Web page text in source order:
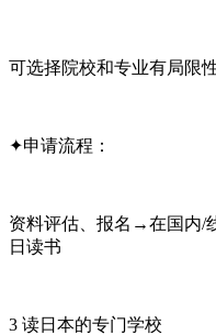
可选择院校和专业有局限性
✦申请流程：
资料评估、报名→在国内
日读书
3 读日本的专门学校